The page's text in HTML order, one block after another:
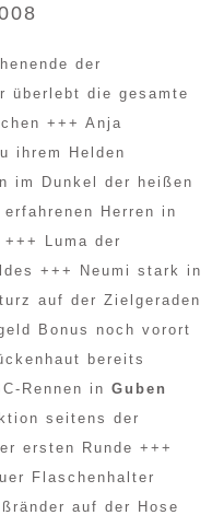
der
überlebt die gesamte
+++ Anja
ihrem Helden
im Dunkel der heißen
Herren in
Luma der
+++ Neumi stark in
auf der Zielgeraden
Bonus noch vorort
bereits
Rennen in Guben
seitens der
ersten Runde +++
Flaschenhalter
auf der Hose